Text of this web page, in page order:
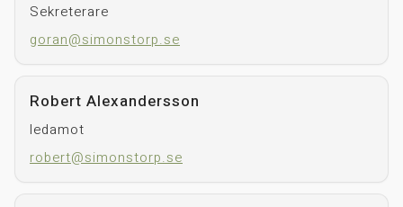
Sekreterare
goran@simonstorp.se
Robert Alexandersson
ledamot
robert@simonstorp.se